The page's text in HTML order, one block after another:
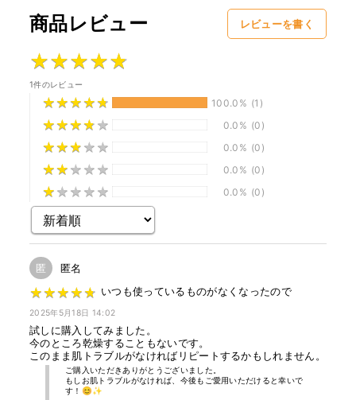
〈有効成分〉グリチルリチン酸ジカリウム、アラントイン
〈その他成分〉精製水、濃グリセリン、パルミチン酸２－エチルヘキ
シル、ポリオキシエチレンセトステアリルエーテル、モノステアリン
酸ソルビタン、ステアリルアルコール、ベヘニルアルコール、N-ス
テアロイルフィトスフィンゴシン、ヒドロキシステアリルフィトスフ
ィンゴシン、N-ステアロイルジヒドロスフィンゴシン、イソステア
ロイル乳酸ナトリウム、グリセリン脂肪酸エステル、キサンタンガ
ム、カルボキシビニルポリマー、メチルポリシロキサン、高重合メチ
ルポリシロキサン（１）、グリセリンモノ２－エチルヘキシルエーテ
ル、フェノキシエタノール、水酸化カリウム
【使用方法】
〈ご使用方法〉適量を手に取り、肌に塗布する。
〈ポンプの使い方〉キャップを押さえ、ノズルを左の方向に回しま
さい。ノズルが上がったら中身が出るまで数回押してください。
【注意事項】
●肌に異常が生じていないか、よく注意して使用する。
●使用中、又は使用した肌に直射日光があたって、赤み・はれ・かゆ
み・刺激・色抜け（白斑等）や黒ずみ等の異常が現れた場合は、使用
を中止し、皮フ科専門医などへ相談する。そのまま使用を続けると症
状が悪化することがある。
●キズやはれもの、湿しん等異常のある部位には使用しない。
商品レビュー レビューを書く
★★★★★
★★★★★
1件のレビュー
★★★★★
★★★★★ 100.0% (1)
★★★★ ★
★★★★ ★ 0.0% (0)
★★★ ★ ★
★★★ ★ ★ 0.0% (0)
★★ ★ ★ ★
★★ ★ ★ ★ 0.0% (0)
★ ★ ★ ★ ★
★ ★ ★ ★ ★ 0.0% (0)
匿 匿名
★★★★★
★★★★★ いつも使っているものがなくなったので
2025年5月18日 14:02
試しに購入してみました。
今のところ乾燥することもないです。
このまま肌トラブルがなければリピートするかもしれません。
ご購入いただきありがとうございました。
もしお肌トラブルがなければ、今後もご愛用いただけると幸いで
す！😊✨